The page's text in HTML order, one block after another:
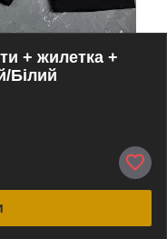
+ жилетка +
Білий